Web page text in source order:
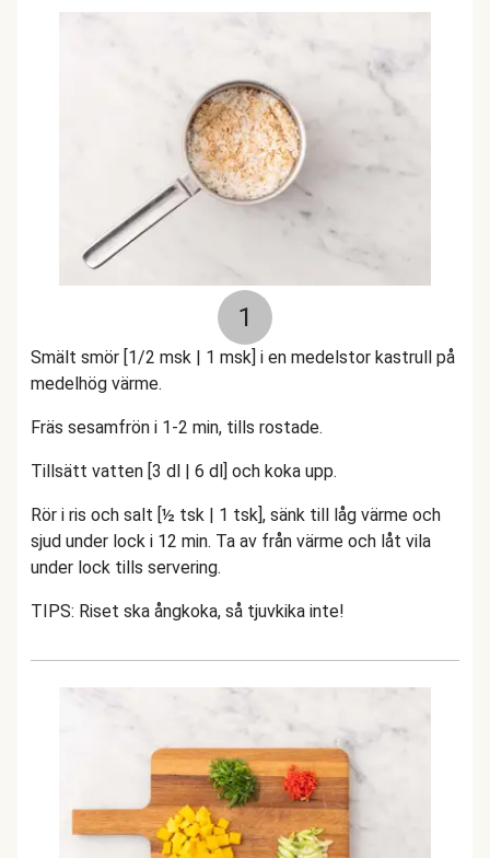
1
Smält smör [1/2 msk | 1 msk] i en medelstor kastrull på
medelhög värme.
Fräs sesamfrön i 1-2 min, tills rostade.
Tillsätt vatten [3 dl | 6 dl] och koka upp.
Rör i ris och salt [½ tsk | 1 tsk], sänk till låg värme och
sjud under lock i 12 min. Ta av från värme och låt vila
under lock tills servering.
TIPS: Riset ska ångkoka, så tjuvkika inte!